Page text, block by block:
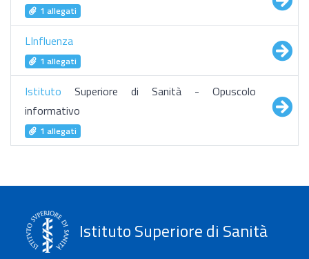
1 allegati
LInfluenza
1 allegati
Istituto Superiore di Sanità - Opuscolo
informativo
1 allegati
Istituto Superiore di Sanità